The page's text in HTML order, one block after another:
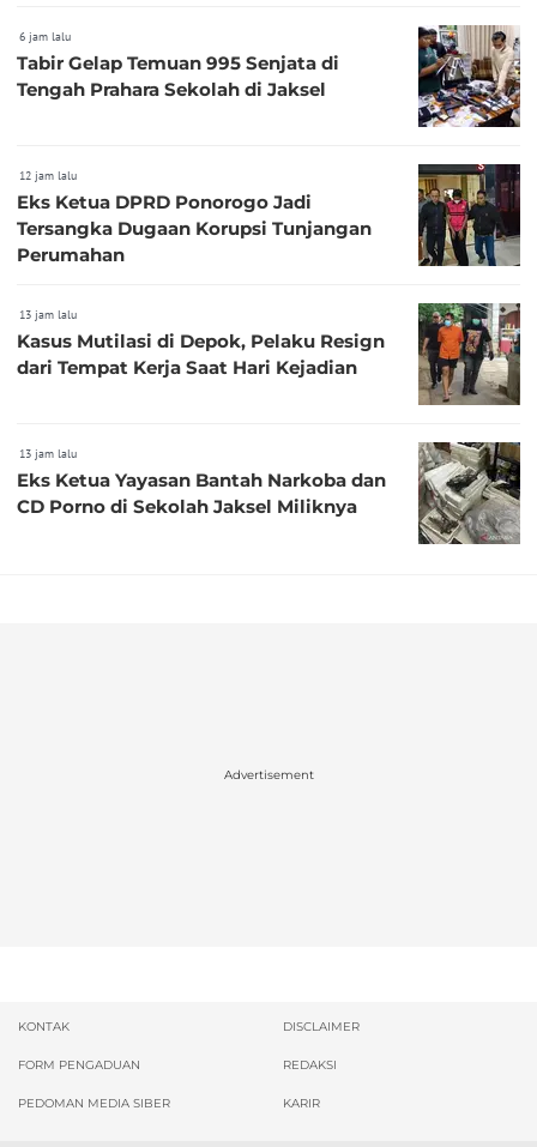
6 jam lalu
Tabir Gelap Temuan 995 Senjata di
Tengah Prahara Sekolah di Jaksel
12 jam lalu
Eks Ketua DPRD Ponorogo Jadi
Tersangka Dugaan Korupsi Tunjangan
Perumahan
13 jam lalu
Kasus Mutilasi di Depok, Pelaku Resign
dari Tempat Kerja Saat Hari Kejadian
13 jam lalu
Eks Ketua Yayasan Bantah Narkoba dan
CD Porno di Sekolah Jaksel Miliknya
Advertisement
KONTAK DISCLAIMER
FORM PENGADUAN REDAKSI
PEDOMAN MEDIA SIBER KARIR